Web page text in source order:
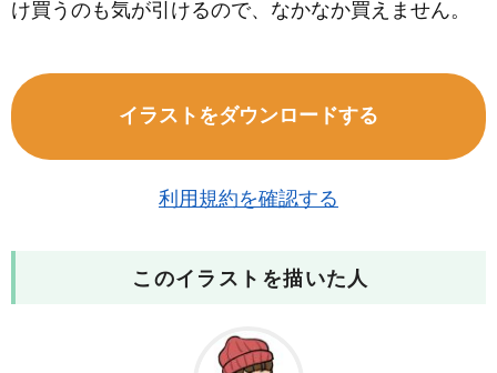
け買うのも気が引けるので、なかなか買えません。
イラストをダウンロードする
利用規約を確認する
このイラストを描いた人